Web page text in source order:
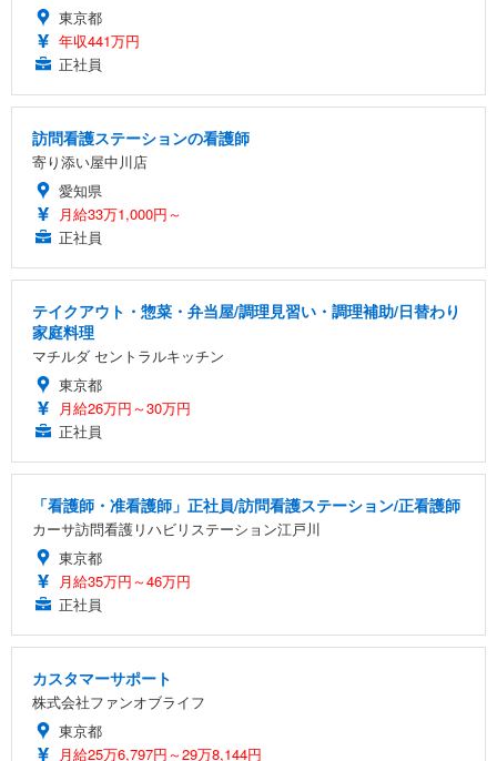
東京都
年収441万円
正社員
訪問看護ステーションの看護師
寄り添い屋中川店
愛知県
月給33万1,000円～
正社員
テイクアウト・惣菜・弁当屋/調理見習い・調理補助/日替わり
家庭料理
マチルダ セントラルキッチン
東京都
月給26万円～30万円
正社員
「看護師・准看護師」正社員/訪問看護ステーション/正看護師
カーサ訪問看護リハビリステーション江戸川
東京都
月給35万円～46万円
正社員
カスタマーサポート
株式会社ファンオブライフ
東京都
月給25万6,797円～29万8,144円